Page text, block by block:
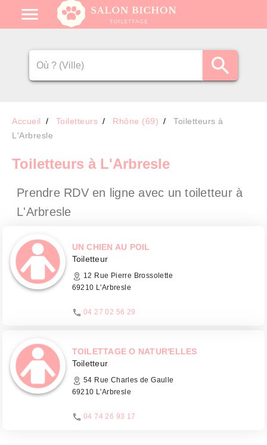
Accueil Toiletteurs Rhône (69)
Toiletteurs à
L'Arbresle
Toiletteurs à L'Arbresle
Prendre RDV en ligne avec un toiletteur à
L'Arbresle
UN CHIEN AU POIL
Toiletteur
12 Rue Pierre Brossolette
69210 L'Arbresle
04 27 02 56 29
TOILETTAGE O NATUR'ELLES
Toiletteur
54 Rue Charles de Gaulle
69210 L'Arbresle
04 74 26 93 17